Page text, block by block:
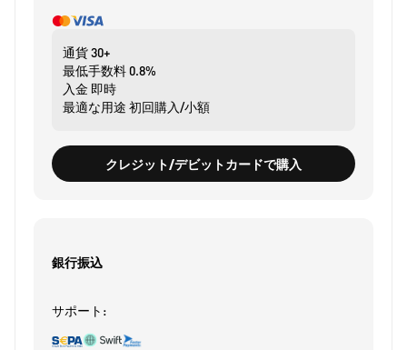
通貨30+
最低手数料0.8%
入金 即時
最適な用途 初回購入/小額
クレジット/デビットカードで購入
銀行振込
サポート: